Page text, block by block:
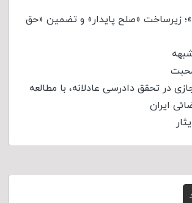
زیرساخت «صلح پایدار» و تضمین «حق
در تحقق دادرسی عادلانه، با مطالعه
ایران